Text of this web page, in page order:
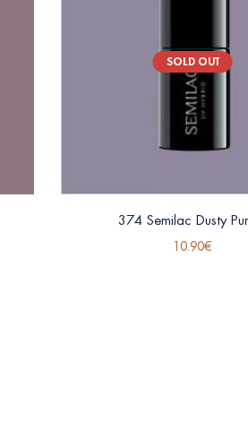
SOLD OUT
374 Semilac Dusty
10.90€